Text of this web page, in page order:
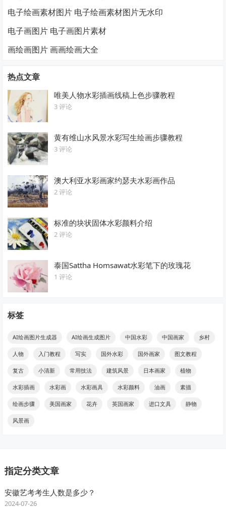
电子绘画素材图片 电子绘画素材图片无水印
电子画图片 电子画图片素材
画绘画图片 画画绘画大全
热点文章
唯美人物水彩插画线稿上色步骤教程
3 评论
黄有维山水风景水彩写生绘画步骤教程
3 评论
澳大利亚水彩画家约瑟夫水彩画作品
2 评论
标准的块状固体水彩颜料介绍
2 评论
泰国Sattha Homsawat水彩笔下的玫瑰花
1 评论
标签
AI绘画图片生成器 AI绘画生成图片 中国水彩 中国画家 乡村
人物 入门教程 写实 国外水彩 国外画家 图文教程
复古 小清新 常用技法 建筑风景 日本画家 植物
水彩插画 水彩画 水彩画具 水彩颜料 油画 素描
绘画步骤 美国画家 花卉 英国画家 进口文具 静物
风景画
指定分类文章
安徽艺考考生人数是多少？
2024-07-26